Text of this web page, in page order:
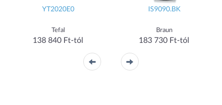
YT2020E0
Tefal
138 840 Ft-tól
IS9090.BK
Braun
183 730 Ft-tól